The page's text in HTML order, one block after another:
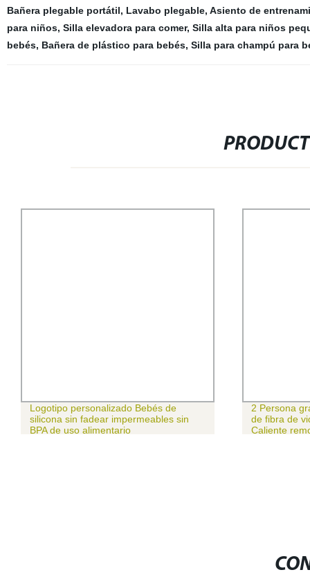
Bañera plegable portátil, Lavabo plegable, Asiento de
para niños, Silla elevadora para comer, Silla alta para niños
bebés, Bañera de plástico para bebés, Silla para champú para
Logotipo personalizado Bebés de
silicona sin fadear impermeables sin
BPA de uso alimentario
2 Persona
de fibra de
Caliente